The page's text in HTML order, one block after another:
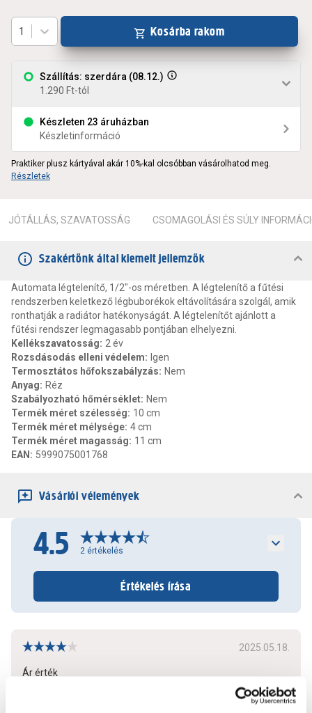
Szállítás: szerdára (08.12.)
1.290 Ft-tól
Készleten 23 áruházban
Készletinformáció
1 Kosárba rakom
Praktiker plusz kártyával akár 10%-kal olcsóbban vásárolhatod meg.
Részletek
JÓTÁLLÁS, SZAVATOSSÁG CSOMAGOLÁSI ÉS SÚLY
Szakértőnk által kiemelt jellemzők
Automata légtelenítő, 1/2"-os méretben. A légtelenítő a fűtési
rendszerben keletkező légbuborékok eltávolítására szolgál, amik
ronthatják a radiátor hatékonyságát. A légtelenítőt ajánlott a
fűtési rendszer legmagasabb pontjában elhelyezni.
Kellékszavatosság: 2 év
Rozsdásodás elleni védelem: Igen
Termosztátos hőfokszabályzás: Nem
Anyag: Réz
Szabályozható hőmérséklet: Nem
Termék méret szélesség: 10 cm
Termék méret mélysége: 4 cm
Termék méret magasság: 11 cm
EAN : 5999075001768
Vásárlói vélemények
4.5 2 értékelés
Értékelés írása
2025.05.18.
Ár érték